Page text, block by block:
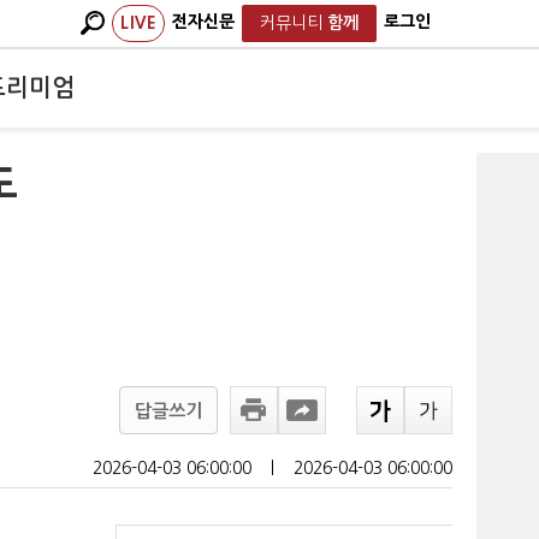
LIVE 전자신문 커뮤니티 함께 로그인
리미엄
답글쓰기
2026-04-03 06:00:00 2026-04-03 06:00:00